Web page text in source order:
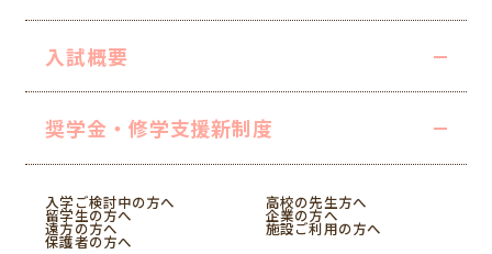
入試概要
奨学金・修学支援新制度
入学ご検討中の方へ
留学生の方へ
遠方の方へ
保護者の方へ
高校の先生方へ
企業の方へ
施設ご利用の方へ